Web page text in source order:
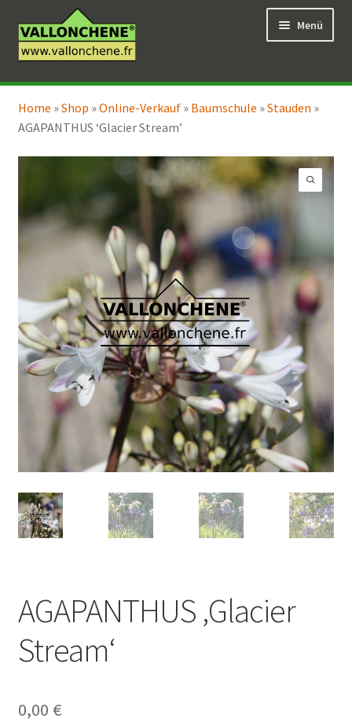
Navigation
springen
Inhalt
springen
Menü
Online-Verkauf
Coaching für den Garten
Home »Shop »Online-Verkauf» Baumschule »Stauden »
AGAPANTHUS ‘Glacier Stream’
AGAPANTHUS ‚Glacier
Stream‘
0,00 €